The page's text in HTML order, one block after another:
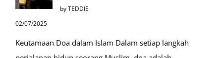
Paket
by TEDDIE
02/07/2025
Keutamaan Doa dalam Islam Dalam setiap langkah